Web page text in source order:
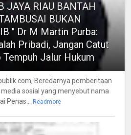
JAYA RIAU BANTAH
BUKAN
" Dr M Martin Purba:
Pribadi, Jangan Catut
Tempuh Jalur Hukum
Beredarnya pemberitaan
sosial yang menyebut nama
Penas... Readmore